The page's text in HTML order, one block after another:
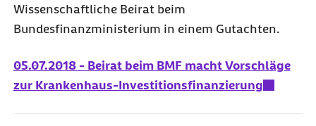
Wissenschaftliche Beirat beim
Bundesfinanzministerium in einem Gutachten.
05.07.2018 - Beirat beim BMF macht Vorschläge
zur Krankenhaus-Investitionsfinanzierung